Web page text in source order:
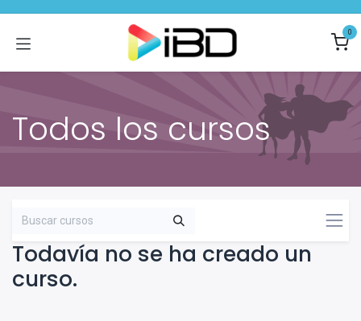
0
Todos los cursos
Todavía no se ha creado un
curso.